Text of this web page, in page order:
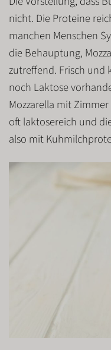
nicht. Die Proteine
manchen Menschen
die Behauptung,
zutreffend. Frisch und
noch Laktose
Mozzarella mitZimmer
oft laktosereich und
also mit